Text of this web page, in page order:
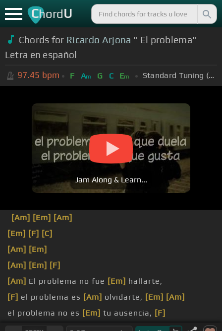
ChordU
Chords for Ricardo Arjona " El problema"
Letra en español
97.45 bpm F Am G C Em Standard Tuning (EADGBE)
Jam Along & Learn...
[Am] [Em] [Am]
[Em] [F] [C]
[Am] [Em]
[Am] [Em] [F]
[Am] El problema no fue [Em] hallarte,
[F] el problema es [Am] olvidarte, [Em] [Am]
el problema no es [Em] tu ausencia, [F]
el problema es que
te espero.